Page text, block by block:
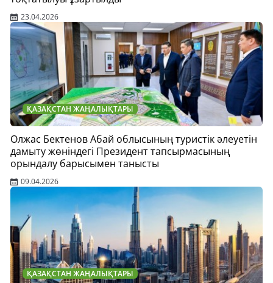
23.04.2026
ҚАЗАҚСТАН ЖАҢАЛЫҚТАРЫ
Олжас Бектенов Абай облысының туристік әлеуетін
дамыту жөніндегі Президент тапсырмасының
орындалу барысымен танысты
09.04.2026
ҚАЗАҚСТАН ЖАҢАЛЫҚТАРЫ